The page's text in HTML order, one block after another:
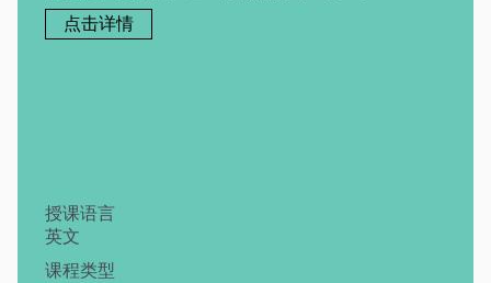
点击详情
授课语言
英文
课程类型